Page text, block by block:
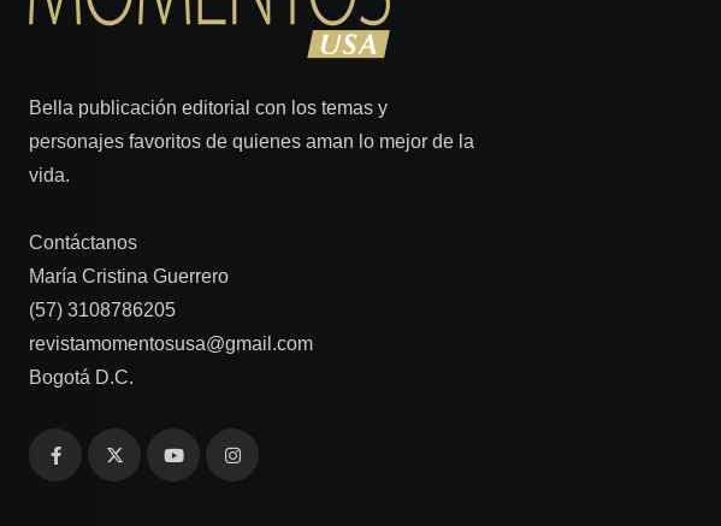
Bella publicación editorial con los temas y
personajes favoritos de quienes aman lo mejor de la
vida.
Contáctanos
María Cristina Guerrero
(57) 3108786205
revistamomentosusa@gmail.com
Bogotá D.C.